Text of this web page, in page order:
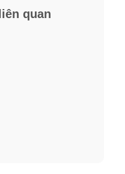
xịt nước hoa
236ml
khoảng 15-20cm.
giữa ngực để
sức.
ngày.
quan